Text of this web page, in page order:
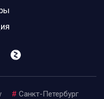
# Санкт-Петербург